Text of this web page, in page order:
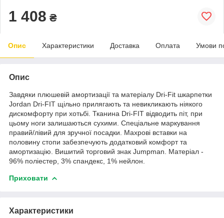
1 408 ₴
Опис Характеристики Доставка Оплата Умови
Опис
Завдяки плюшевій амортизації та матеріалу Dri-Fit шкарпетки
Jordan Dri-FIT щільно прилягають та невикликають ніякого
дискомфорту при хотьбі. Тканина Dri-FIT відводить піт, при
цьому ноги залишаються сухими. Спеціальне маркування
правий/лівий для зручної посадки. Махрові вставки на
половину стопи забезпечують додатковий комфорт та
амортизацію. Вишитий торговий знак Jumpman. Матеріал -
96% поліестер, 3% спандекс, 1% нейлон.
Приховати
Характеристики